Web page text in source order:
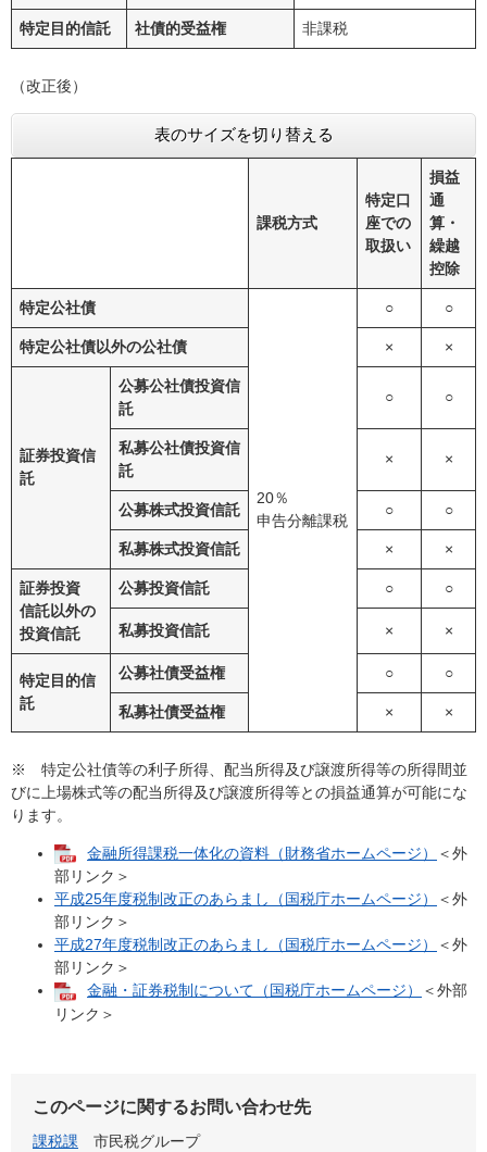
特定目的信託 社債的受益権 非課税
（改正後）
表のサイズを切り替える
課税方式
特定口
座での
取扱い
損益
通
算・
繰越
控除
特定公社債
20％
申告分離課税
○ ○
特定公社債以外の公社債 × ×
証券投資信
託
公募公社債投資信
託
○ ○
私募公社債投資信
託
× ×
公募株式投資信託 ○ ○
私募株式投資信託 × ×
証券投資
信託以外の
投資信託
公募投資信託 ○ ○
私募投資信託 × ×
特定目的信
託
公募社債受益権 ○ ○
私募社債受益権 × ×
※ 特定公社債等の利子所得、配当所得及び譲渡所得等の所得間並
びに上場株式等の配当所得及び譲渡所得等との損益通算が可能にな
ります。
金融所得課税一体化の資料（財務省ホームページ）
＜外
部リンク＞
平成25年度税制改正のあらまし（国税庁ホームページ）
＜外
部リンク＞
平成27年度税制改正のあらまし（国税庁ホームページ）
＜外
部リンク＞
金融・証券税制について（国税庁ホームページ）
＜外部
リンク＞
このページに関するお問い合わせ先
課税課
市民税グループ